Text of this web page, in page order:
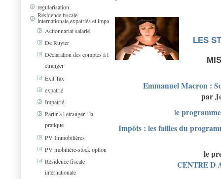
regularisation
Résidence fiscale
internationale,expatriés et impa
Actionnariat salarié
De Ruyter
Déclaration des comptes à l
etranger
Exit Tax
expatrié
Impatrié
Partir à l etranger : la
pratique
PV Immobilières
PV mobilière-stock option
Résidence fiscale
internationale
LES
Emmanuel Macron :
par
le
Impôts : les failles du
le
CENTRE D